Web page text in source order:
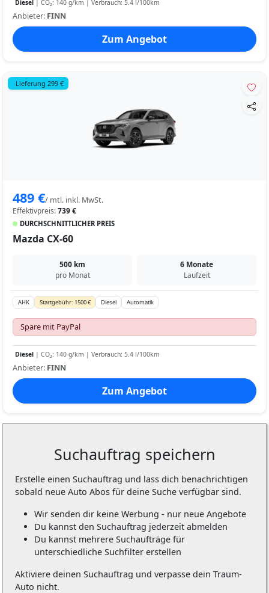
Diesel | CO₂: 140 g/km | Verbrauch: 5.4 l/100km
Anbieter: FINN
Zum Angebot
Lieferung 299 €
489 €/ mtl. inkl. MwSt.
Effektivpreis:739 €
DURCHSCHNITTLICHER PREIS
Mazda CX-60
500 km
pro Monat
6 Monate
Laufzeit
AHK Startgebühr: 1500 € Diesel Automatik
Spare mit PayPal
Diesel | CO₂: 140 g/km | Verbrauch: 5.4 l/100km
Anbieter: FINN
Zum Angebot
Suchauftrag speichern
Erstelle einen Suchauftrag und lass dich benachrichtigen
sobald neue Auto Abos für deine Suche verfügbar sind.
Wir senden dir keine Werbung - nur neue Angebote
Du kannst den Suchauftrag jederzeit abmelden
Du kannst mehrere Suchaufträge für
unterschiedliche Suchfilter erstellen
Aktiviere deinen Suchauftrag und verpasse dein Traum-
Auto nicht.